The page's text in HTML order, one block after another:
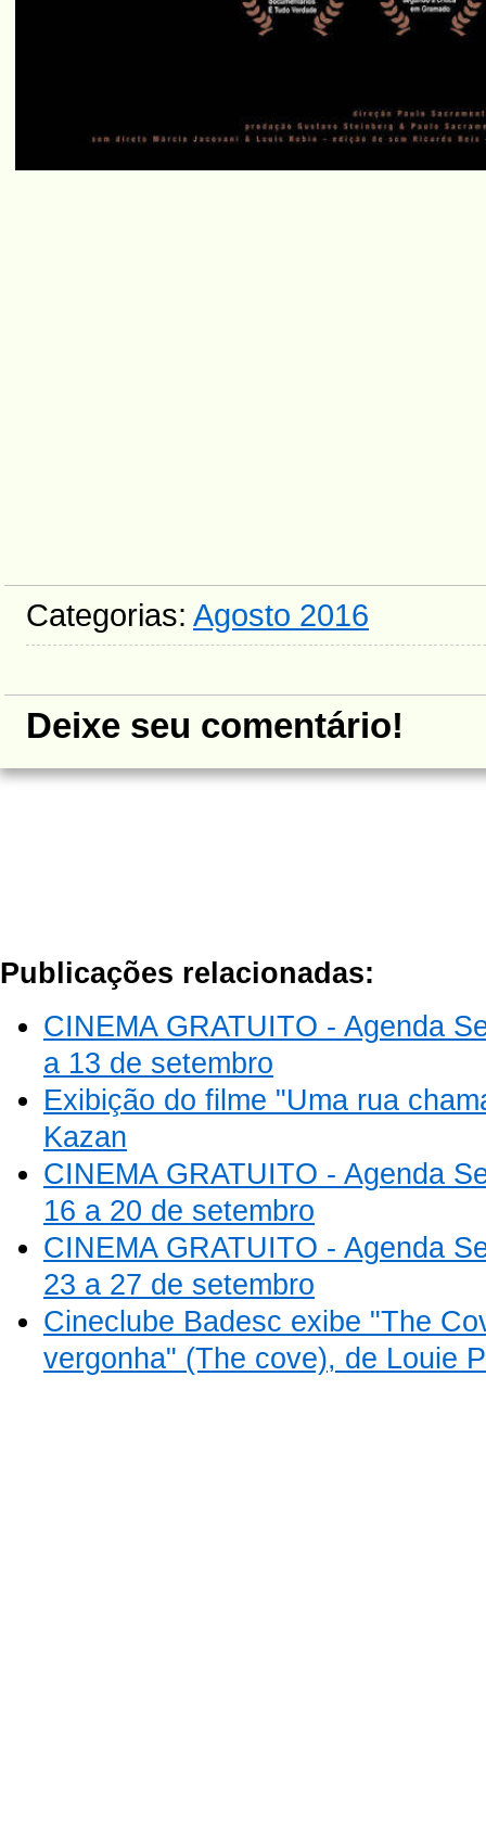
Categorias: Agosto 2016
Deixe seu comentário!
Publicações relacionadas:
CINEMA GRATUITO - Agenda
a 13 de setembro
Exibição do filme "Uma rua
Kazan
CINEMA GRATUITO - Agenda
16 a 20 de setembro
CINEMA GRATUITO - Agenda
23 a 27 de setembro
Cineclube Badesc exibe "The
vergonha" (The cove), de Louie